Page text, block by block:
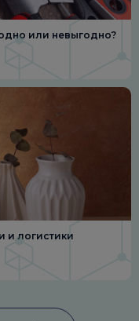
или невыгодно?
и логистики